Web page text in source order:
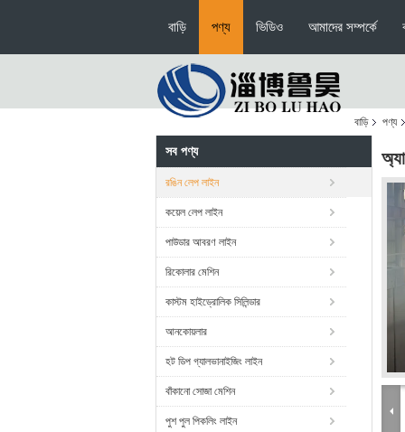
বাড়ি পণ্য ভিডিও আমাদের সম্পর্কে
বাড়ি পণ্য
সব পণ্য
রঙিন লেপ লাইন
কয়েল লেপ লাইন
পাউডার আবরণ লাইন
রিকোলার মেশিন
কাস্টম হাইড্রোলিক সিলিন্ডার
আনকোয়লার
হট ডিপ গ্যালভানাইজিং লাইন
বাঁকানো সোজা মেশিন
পুশ পুল পিকলিং লাইন